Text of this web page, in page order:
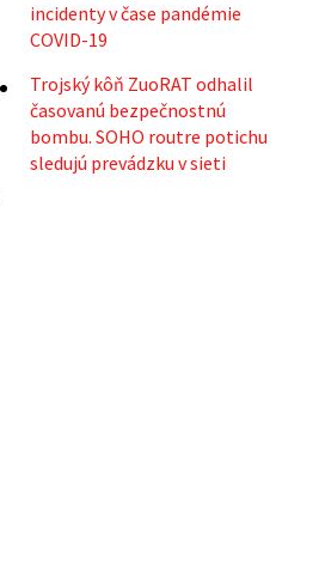
incidenty v čase pandémie
COVID-19
Trojský kôň ZuoRAT odhalil
časovanú bezpečnostnú
bombu. SOHO routre potichu
sledujú prevádzku v sieti